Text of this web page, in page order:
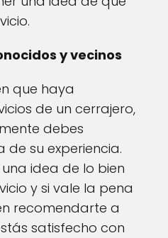
y vecinos
que haya
de un cerrajero,
debes
su experiencia.
idea de lo bien
y si vale la pena
recomendarte a
satisfecho con